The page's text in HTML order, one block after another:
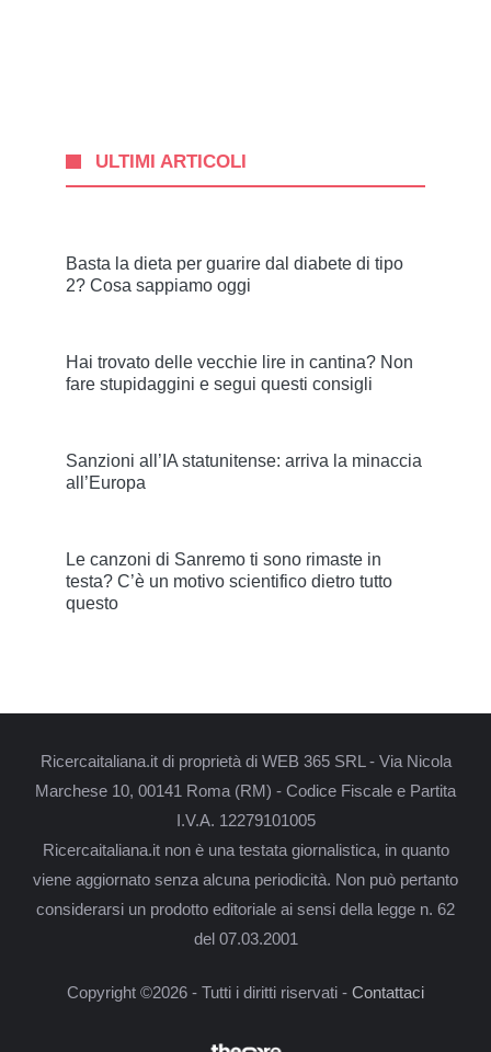
ULTIMI ARTICOLI
Basta la dieta per guarire dal diabete di tipo
2? Cosa sappiamo oggi
Hai trovato delle vecchie lire in cantina? Non
fare stupidaggini e segui questi consigli
Sanzioni all’IA statunitense: arriva la minaccia
all’Europa
Le canzoni di Sanremo ti sono rimaste in
testa? C’è un motivo scientifico dietro tutto
questo
Ricercaitaliana.it di proprietà di WEB 365 SRL - Via Nicola
Marchese 10, 00141 Roma (RM) - Codice Fiscale e Partita
I.V.A. 12279101005
Ricercaitaliana.it non è una testata giornalistica, in quanto
viene aggiornato senza alcuna periodicità. Non può pertanto
considerarsi un prodotto editoriale ai sensi della legge n. 62
del 07.03.2001
Copyright ©2026 - Tutti i diritti riservati - Contattaci